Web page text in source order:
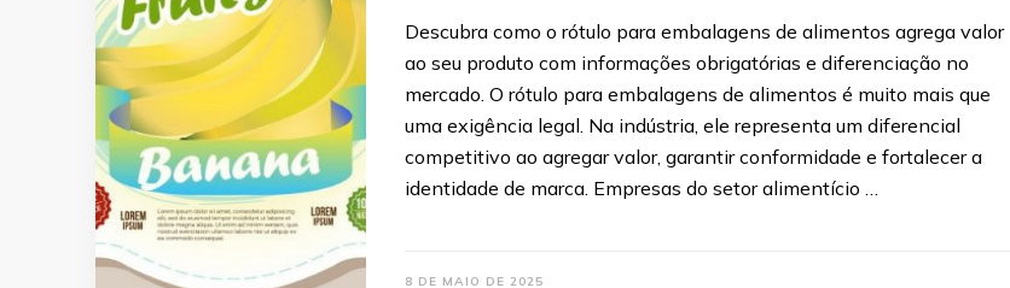
Descubra como o rótulo para embalagens de alimentos agrega valor
ao seu produto com informações obrigatórias e diferenciação no
mercado. O rótulo para embalagens de alimentos é muito mais que
uma exigência legal. Na indústria, ele representa um diferencial
competitivo ao agregar valor, garantir conformidade e fortalecer a
identidade de marca. Empresas do setor alimentício …
8 DE MAIO DE 2025